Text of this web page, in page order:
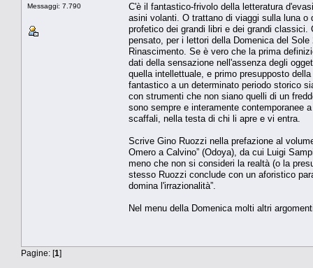
Messaggi: 7.790
C'è il fantastico-frivolo della letteratura
asini volanti. O trattano di viaggi sulla luna
profetico dei grandi libri e dei grandi
pensato, per i lettori della Domenica del
Rinascimento. Se è vero che la prima
dati della sensazione nell'assenza degli
quella intellettuale, e primo presupposto
fantastico a un determinato periodo storico
con strumenti che non siano quelli di un
sono sempre e interamente contemporanee
scaffali, nella testa di chi li apre e vi entra.
Scrive Gino Ruozzi nella prefazione al
Omero a Calvino” (Odoya), da cui Luigi
meno che non si consideri la realtà (o la
stesso Ruozzi conclude con un aforistico
domina l'irrazionalità”.
Nel menu della Domenica molti altri
Pagine: [1]